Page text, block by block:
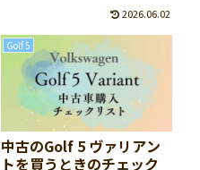
2026.06.02
Golf 5
中古のGolf 5 ヴァリアン
トを買うときのチェック